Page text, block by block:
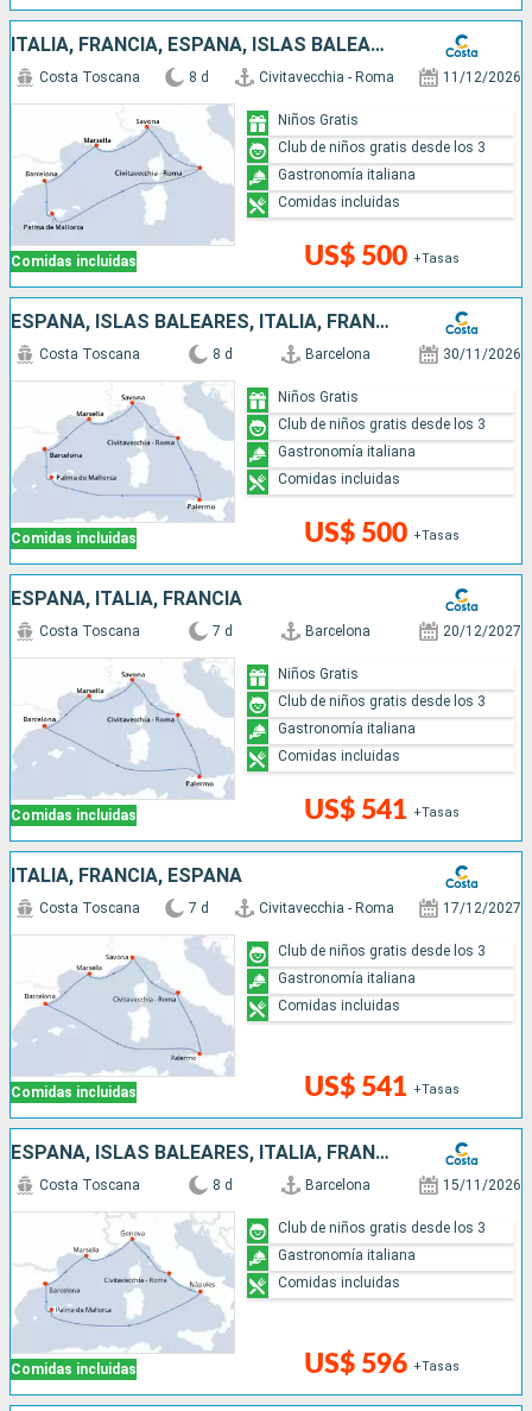
ITALIA, FRANCIA, ESPAÑA, ISLAS BALEARES
Comidas incluidas
Costa Toscana 8 d Civitavecchia - Roma 11/12/2026
US$ 500 +Tasas
Niños Gratis
Club de niños gratis desde los 3
Gastronomía italiana
Comidas incluidas
ESPAÑA, ISLAS BALEARES, ITALIA, FRANCIA
Comidas incluidas
Costa Toscana 8 d Barcelona 30/11/2026
US$ 500 +Tasas
Niños Gratis
Club de niños gratis desde los 3
Gastronomía italiana
Comidas incluidas
ESPAÑA, ITALIA, FRANCIA
Comidas incluidas
Costa Toscana 7 d Barcelona 20/12/2027
US$ 541 +Tasas
Niños Gratis
Club de niños gratis desde los 3
Gastronomía italiana
Comidas incluidas
ITALIA, FRANCIA, ESPAÑA
Comidas incluidas
Costa Toscana 7 d Civitavecchia - Roma 17/12/2027
US$ 541 +Tasas
Club de niños gratis desde los 3
Gastronomía italiana
Comidas incluidas
ESPAÑA, ISLAS BALEARES, ITALIA, FRANCIA
Comidas incluidas
Costa Toscana 8 d Barcelona 15/11/2026
US$ 596 +Tasas
Club de niños gratis desde los 3
Gastronomía italiana
Comidas incluidas